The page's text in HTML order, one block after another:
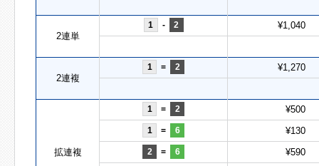
2連単
1 - 2 ¥1,040
2連複
1 = 2 ¥1,270
拡連複
1 = 2 ¥500
1 = 6 ¥130
2 = 6 ¥590